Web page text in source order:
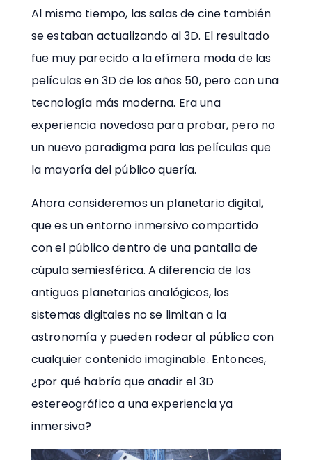
Al mismo tiempo, las salas de cine también
se estaban actualizando al 3D. El resultado
fue muy parecido a la efímera moda de las
películas en 3D de los años 50, pero con una
tecnología más moderna. Era una
experiencia novedosa para probar, pero no
un nuevo paradigma para las películas que
la mayoría del público quería.
Ahora consideremos un planetario digital,
que es un entorno inmersivo compartido
con el público dentro de una pantalla de
cúpula semiesférica. A diferencia de los
antiguos planetarios analógicos, los
sistemas digitales no se limitan a la
astronomía y pueden rodear al público con
cualquier contenido imaginable. Entonces,
¿por qué habría que añadir el 3D
estereográfico a una experiencia ya
inmersiva?